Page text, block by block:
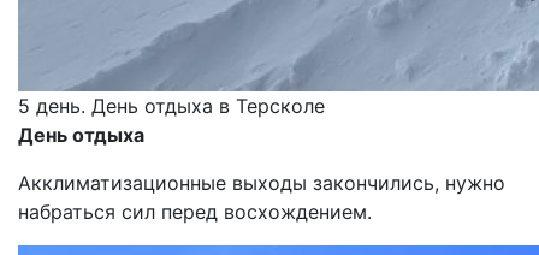
5 день. День отдыха в Терсколе
День отдыха
Акклиматизационные выходы закончились, нужно
набраться сил перед восхождением.